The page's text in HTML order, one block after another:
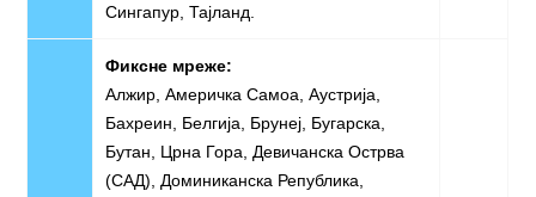
Сингапур, Тајланд.
Фиксне мреже:
Алжир, Америчка Самоа, Аустрија,
Бахреин, Белгија, Брунеј, Бугарска,
Бутан, Црна Гора, Девичанска Острва
(САД), Доминиканска Република,